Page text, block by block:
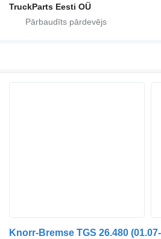
TruckParts Eesti OÜ